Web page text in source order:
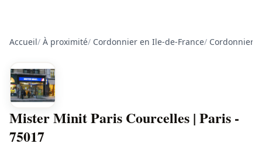
Accueil/ À proximité/ Cordonnier en Ile-de-France/ Cordonnier
Mister Minit Paris Courcelles | Paris -
75017